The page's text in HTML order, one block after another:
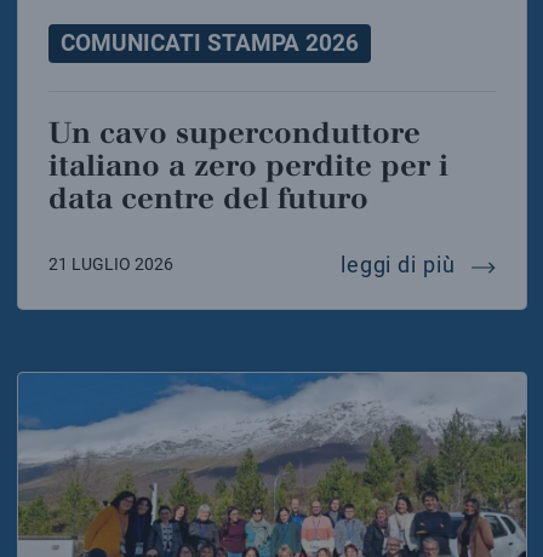
COMUNICATI STAMPA 2026
Un cavo superconduttore
italiano a zero perdite per i
data centre del futuro
21 LUGLIO 2026 leggi di più un